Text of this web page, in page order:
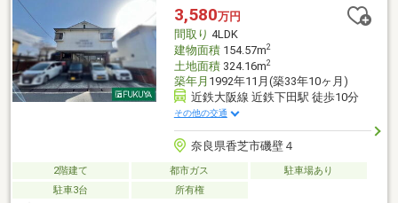
ヶ丘西小学校 徒歩19分（約1480ｍ）◇香芝東中学校 徒歩15分
（約1190ｍ）
3,580万円
間取り 4LDK
建物面積154.57m2
土地面積324.16m2
築年月 1992年11月(築33年10ヶ月)
近鉄大阪線 近鉄下田駅 徒歩10分
その他の交通
奈良県香芝市磯壁４
2階建て 都市ガス
駐車場あり
駐車3台
所有権